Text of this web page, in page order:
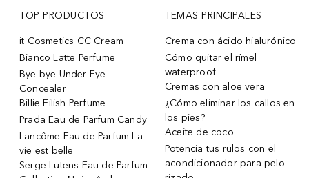
TOP PRODUCTOS
it Cosmetics CC Cream
Bianco Latte Perfume
Bye bye Under Eye
Concealer
Billie Eilish Perfume
Prada Eau de Parfum Candy
Lancôme Eau de Parfum La
vie est belle
Serge Lutens Eau de Parfum
TEMAS PRINCIPALES
Crema con ácido hialurónico
Cómo quitar el rímel
waterproof
Cremas con aloe vera
¿Cómo eliminar los callos en
los pies?
Aceite de coco
Potencia tus rulos con el
acondicionador para pelo